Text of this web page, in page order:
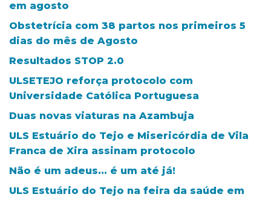
em agosto
Obstetrícia com 38 partos nos primeiros 5
dias do mês de Agosto
Resultados STOP 2.0
ULSETEJO reforça protocolo com
Universidade Católica Portuguesa
Duas novas viaturas na Azambuja
ULS Estuário do Tejo e Misericórdia de Vila
Franca de Xira assinam protocolo
Não é um adeus... é um até já!
ULS Estuário do Tejo na feira da saúde em